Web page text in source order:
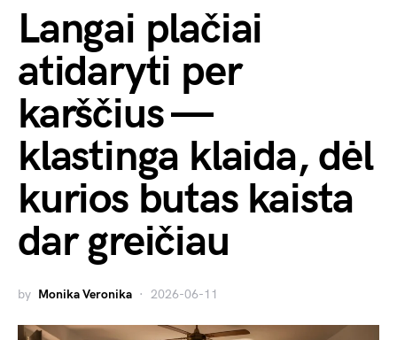
Langai plačiai
atidaryti per
karščius —
klastinga klaida, dėl
kurios butas kaista
dar greičiau
by Monika Veronika 2026-06-11